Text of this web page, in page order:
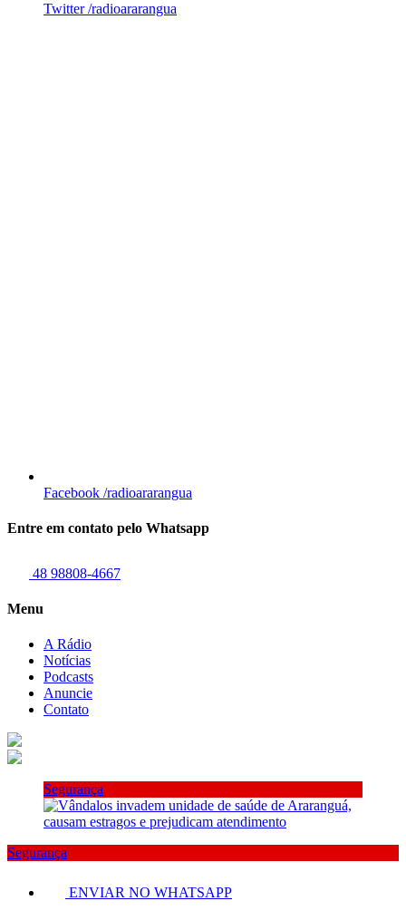
Twitter /radioararangua
Facebook /radioararangua
Entre em contato pelo Whatsapp
48 98808-4667
Menu
A Rádio
Notícias
Podcasts
Anuncie
Contato
Segurança
Segurança
ENVIAR NO WHATSAPP